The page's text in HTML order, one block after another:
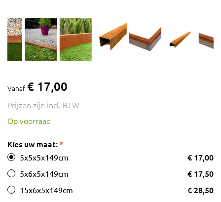
Vanaf € 17,00
Prijzen zijn incl. BTW
Op voorraad
Kies uw maat:
5x5x5x149cm € 17,00
5x6x5x149cm € 17,50
15x6x5x149cm € 28,50